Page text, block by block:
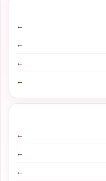
←
←
←
←
←
←
←